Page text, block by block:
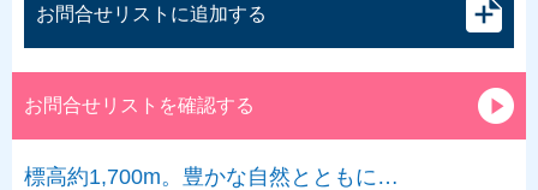
お問合せリストに追加する
お問合せリストを確認する
標高約1,700m。豊かな自然とともに…